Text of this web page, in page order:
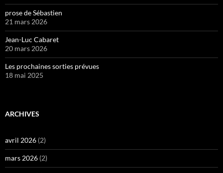
prose de Sébastien
21 mars 2026
Jean-Luc Cabaret
20 mars 2026
Les prochaines sorties prévues
18 mai 2025
ARCHIVES
avril 2026 (2)
mars 2026 (2)